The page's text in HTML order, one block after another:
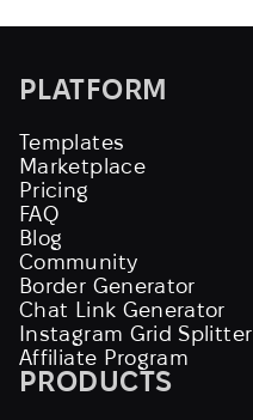
PLATFORM
Templates
Marketplace
Pricing
FAQ
Blog
Community
Border Generator
Chat Link Generator
Instagram Grid Splitter
Affiliate Program
PRODUCTS